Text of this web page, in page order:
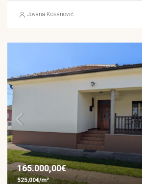
Jovana Kosanović
165.000,00€
525,00€/m²